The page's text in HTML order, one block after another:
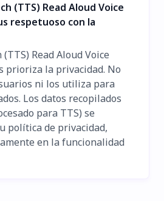
(TTS) Read Aloud Voice
respetuoso con la
Read Aloud Voice
prioriza la privacidad. No
ni los utiliza para
Los datos recopilados
para TTS) se
política de privacidad,
en la funcionalidad